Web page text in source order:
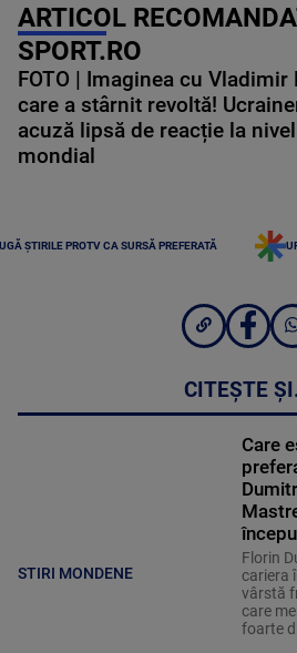
ARTICOL
SPORT.RO
FOTO | Imaginea cu Vladimir
care a stârnit revoltă!
acuză lipsă de reacție la nivel
mondial
ȘTIRILE PROTV CA SURSĂ PREFERATĂ
CITEȘTE
STIRI MONDENE
Care
Florin
cariera
vârstă
care
foarte